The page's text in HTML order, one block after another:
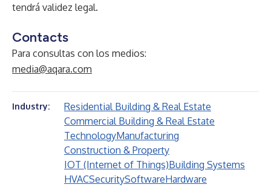
tendrá validez legal.
Contacts
Para consultas con los medios:
media@aqara.com
Industry:
Residential Building & Real Estate
Commercial Building & Real Estate
TechnologyManufacturing
Construction & Property
IOT (Internet of Things)Building Systems
HVACSecuritySoftwareHardware